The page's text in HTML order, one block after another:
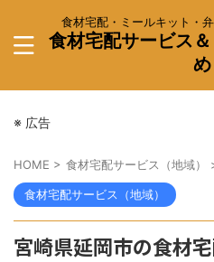
食材宅配・ミールキット・
食材宅配サービス
め
※ 広告
HOME > 食材宅配サービス（地域）
食材宅配サービス（地域）
宮崎県延岡市の食材